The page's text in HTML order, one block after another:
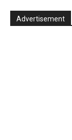
Advertisement